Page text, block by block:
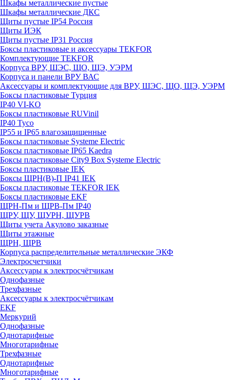
Шкафы металлические пустые
Шкафы металлические ДКС
Щиты пустые IP54 Россия
Щиты ИЭК
Щиты пустые IP31 Россия
Боксы пластиковые и аксессуары TEKFOR
Комплектующие TEKFOR
Корпуса ВРУ, ШЭС, ЩО, ЩЭ, УЭРМ
Корпуса и панели ВРУ ВАС
Аксессуары и комплектующие для ВРУ, ШЭС, ЩО, ЩЭ, УЭРМ
Боксы пластиковые Турция
IP40 VI-KO
Боксы пластиковые RUVinil
IP40 Тусо
IP55 и IP65 влагозащищенные
Боксы пластиковые Systeme Electric
Боксы пластиковые IP65 Kaedra
Боксы пластиковые City9 Box Systeme Electric
Боксы пластиковые IEK
Боксы ЩРН(В)-П IP41 IEK
Боксы пластиковые TEKFOR IEK
Боксы пластиковые EKF
ЩРН-Пм и ЩРВ-Пм IP40
ЩРУ, ЩУ, ЩУРН, ЩУРВ
Щиты учета Акулово заказные
Щиты этажные
ЩРН, ЩРВ
Корпуса распределительные металлические ЭКФ
Электросчетчики
Аксессуары к электросчётчикам
Однофазные
Трехфазные
Аксессуары к электросчётчикам
EKF
Меркурий
Однофазные
Однотарифные
Многотарифные
Трехфазные
Однотарифные
Многотарифные